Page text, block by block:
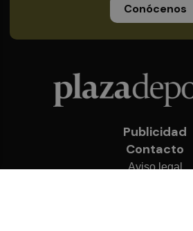
Conócenos
Publicidad
Contacto
Aviso legal